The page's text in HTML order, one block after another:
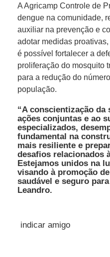
A Agricamp Controle de
dengue na comunidade,
auxiliar na prevenção e
adotar medidas
é possível fortalecer a
proliferação do mosquito
para a redução do
população.
“A conscientização da
ações conjuntas e ao
especializados,
fundamental na
mais resiliente e
desafios relacionados
Estejamos unidos na
visando à promoção
saudável e seguro
Leandro.